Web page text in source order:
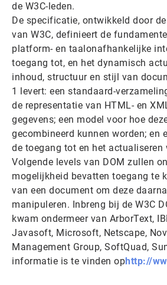
de W3C-leden.
De specificatie, ontwikkeld door de
van W3C, definieert de
platform- en taalonafhankelijke
toegang tot, en het dynamisch
inhoud, structuur en stijl van
1 levert: een standaard-
de representatie van HTML- en
gegevens; een model voor hoe
gecombineerd kunnen worden; en
de toegang tot en het actualiseren
Volgende levels van DOM zullen
mogelijkheid bevatten toegang te
van een document om deze
manipuleren. Inbreng bij de W3C
kwam ondermeer van ArborText,
Javasoft, Microsoft, Netscape,
Management Group, SoftQuad,
informatie is te vinden ophttp://